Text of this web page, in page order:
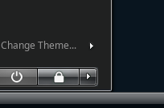
Change Theme...